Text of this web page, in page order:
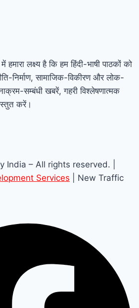
लक्ष्य है कि हम हिंदी-भाषी पाठकों को
निर्माण, सामाजिक-विकीरण और लोक-
सम्बंधी खबरें, गहरी विश्लेषणात्मक
करें।
India – All rights reserved. |
Services | New Traffic